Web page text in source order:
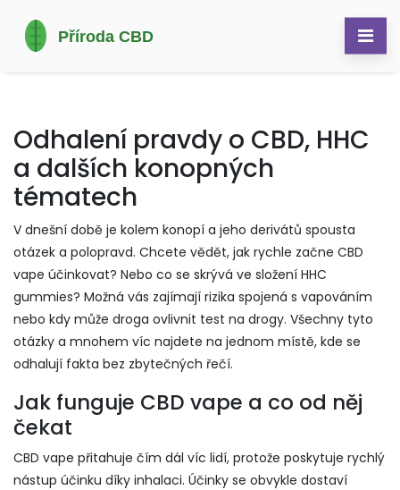
Odhalení pravdy o CBD, HHC
a dalších konopných
tématech
V dnešní době je kolem konopí a jeho derivátů spousta
otázek a polopravd. Chcete vědět, jak rychle začne CBD
vape účinkovat? Nebo co se skrývá ve složení HHC
gummies? Možná vás zajímají rizika spojená s vapováním
nebo kdy může droga ovlivnit test na drogy. Všechny tyto
otázky a mnohem víc najdete na jednom místě, kde se
odhalují fakta bez zbytečných řečí.
Jak funguje CBD vape a co od něj
čekat
CBD vape přitahuje čím dál víc lidí, protože poskytuje rychlý
nástup účinku díky inhalaci. Účinky se obvykle dostaví